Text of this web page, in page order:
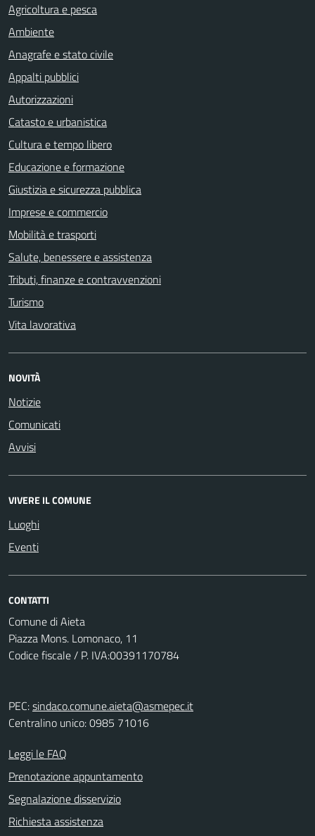
Agricoltura e pesca
Ambiente
Anagrafe e stato civile
Appalti pubblici
Autorizzazioni
Catasto e urbanistica
Cultura e tempo libero
Educazione e formazione
Giustizia e sicurezza pubblica
Imprese e commercio
Mobilità e trasporti
Salute, benessere e assistenza
Tributi, finanze e contravvenzioni
Turismo
Vita lavorativa
NOVITÀ
Notizie
Comunicati
Avvisi
VIVERE IL COMUNE
Luoghi
Eventi
CONTATTI
Comune di Aieta
Piazza Mons. Lomonaco, 11
Codice fiscale / P. IVA:00391170784
PEC:sindaco.comune.aieta@asmepec.it
Centralino unico: 0985 71016
Leggi le FAQ
Prenotazione appuntamento
Segnalazione disservizio
Richiesta assistenza